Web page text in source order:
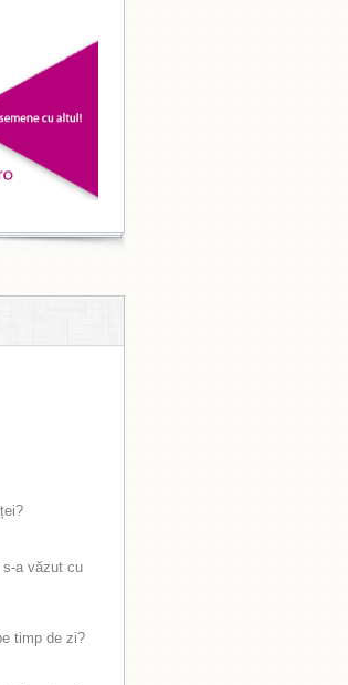
s-a văzut cu
timp de zi?